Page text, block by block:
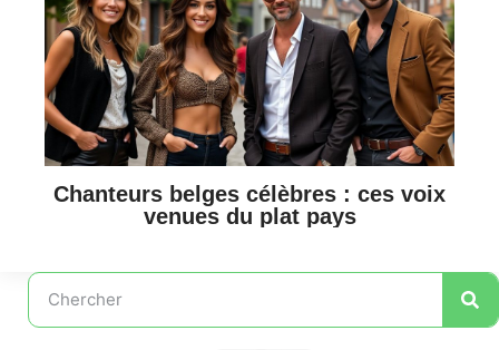
Chanteurs belges célèbres : ces voix
venues du plat pays